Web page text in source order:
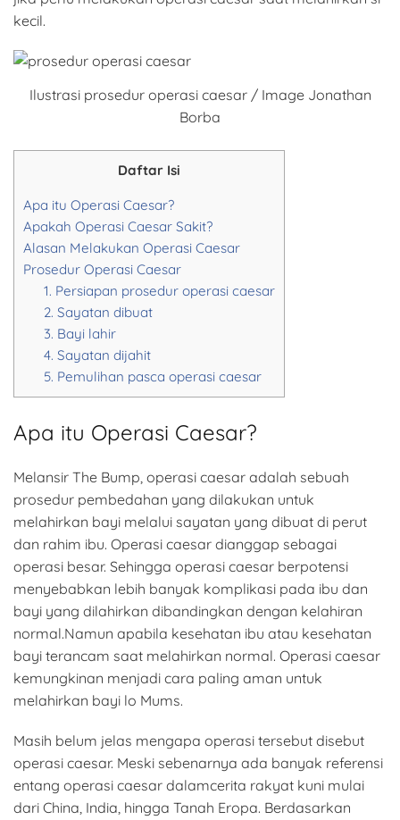
kecil.
Ilustrasi prosedur operasi caesar / Image Jonathan
Borba
Daftar Isi
Apa itu Operasi Caesar?
Apakah Operasi Caesar Sakit?
Alasan Melakukan Operasi Caesar
Prosedur Operasi Caesar
1. Persiapan prosedur operasi caesar
2. Sayatan dibuat
3. Bayi lahir
4. Sayatan dijahit
5. Pemulihan pasca operasi caesar
Apa itu Operasi Caesar?
Melansir The Bump, operasi caesar adalah sebuah
prosedur pembedahan yang dilakukan untuk
melahirkan bayi melalui sayatan yang dibuat di perut
dan rahim ibu. Operasi caesar dianggap sebagai
operasi besar. Sehingga operasi caesar berpotensi
menyebabkan lebih banyak komplikasi pada ibu dan
bayi yang dilahirkan dibandingkan dengan kelahiran
normal.Namun apabila kesehatan ibu atau kesehatan
bayi terancam saat melahirkan normal. Operasi caesar
kemungkinan menjadi cara paling aman untuk
melahirkan bayi lo Mums.
Masih belum jelas mengapa operasi tersebut disebut
operasi caesar. Meski sebenarnya ada banyak referensi
entang operasi caesar dalamcerita rakyat kuni mulai
dari China, India, hingga Tanah Eropa. Berdasarkan